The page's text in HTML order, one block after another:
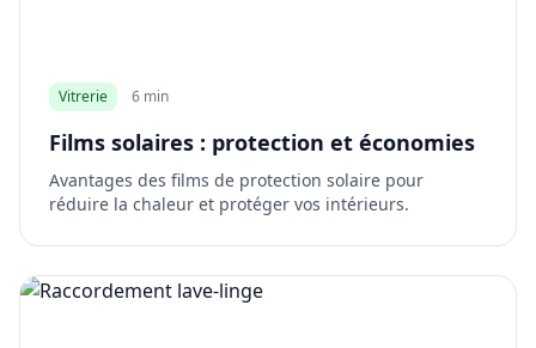
Vitrerie 6 min
Films solaires : protection et économies
Avantages des films de protection solaire pour
réduire la chaleur et protéger vos intérieurs.